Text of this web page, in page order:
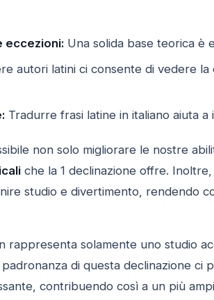
eccezioni:Una solida base teorica è
autori latini ci consente di vedere
Tradurre frasi latine in italiano aiuta
non solo migliorare le nostre
che la 1 declinazione offre.
studio e divertimento, rendendo
rappresenta solamente uno studio
di questa declinazione
contribuendo così a un più